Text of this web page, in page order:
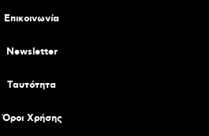
Επικοινωνία
Newsletter
Tαυτότητα
Όροι Χρήσης